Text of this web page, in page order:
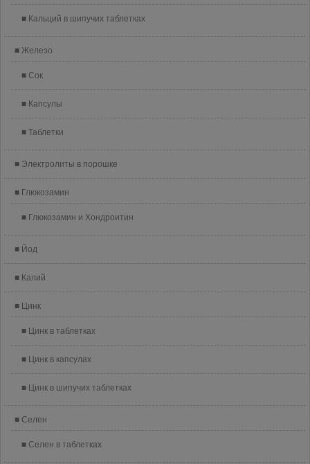
Кальций в шипучих таблетках
Железо
Сок
Капсулы
Таблетки
Электролиты в порошке
Глюкозамин
Глюкозамин и Хондроитин
Йод
Калий
Цинк
Цинк в таблетках
Цинк в капсулах
Цинк в шипучих таблетках
Селен
Селен в таблетках